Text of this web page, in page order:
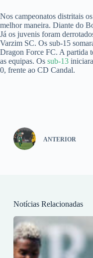
Nos campeonatos distritais os
melhor maneira. Diante do
Já os juvenis foram
Varzim SC. Os sub-15
Dragon Force FC. A partida
as equipas. Os sub-13
0, frente ao CD Candal.
ANTERIOR
Notícias Relacionadas